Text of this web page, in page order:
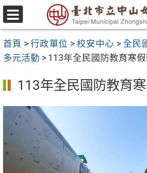
跳
至
要
內
容
區
選
單
首頁 > 行政單位 > 校安中心 > 全民
多元活動 > 113年全民國防教育寒
113年全民國防教育